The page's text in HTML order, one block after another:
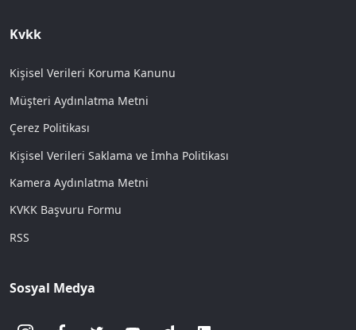
Kvkk
Kişisel Verileri Koruma Kanunu
Müşteri Aydınlatma Metni
Çerez Politikası
Kişisel Verileri Saklama ve İmha Politikası
Kamera Aydınlatma Metni
KVKK Başvuru Formu
RSS
Sosyal Medya